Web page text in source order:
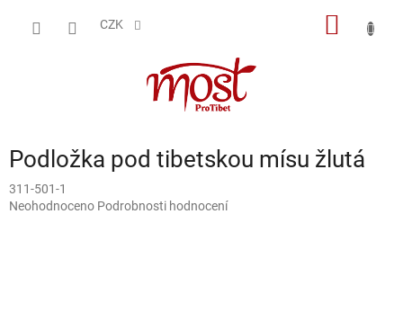
CZK
Podložka pod tibetskou mísu žlutá
311-501-1
Průměrné
Neohodnoceno Podrobnosti hodnocení